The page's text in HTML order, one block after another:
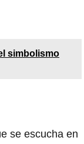
simbolismo
se escucha en